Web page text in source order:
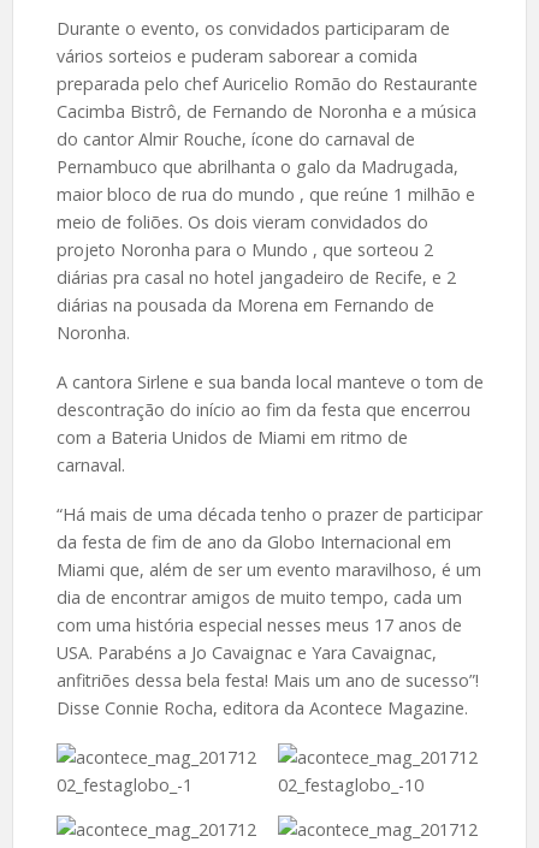
Durante o evento, os convidados participaram de
vários sorteios e puderam saborear a comida
preparada pelo chef Auricelio Romão do Restaurante
Cacimba Bistrô, de Fernando de Noronha e a música
do cantor Almir Rouche, ícone do carnaval de
Pernambuco que abrilhanta o galo da Madrugada,
maior bloco de rua do mundo , que reúne 1 milhão e
meio de foliões. Os dois vieram convidados do
projeto Noronha para o Mundo , que sorteou 2
diárias pra casal no hotel jangadeiro de Recife, e 2
diárias na pousada da Morena em Fernando de
Noronha.
A cantora Sirlene e sua banda local manteve o tom de
descontração do início ao fim da festa que encerrou
com a Bateria Unidos de Miami em ritmo de
carnaval.
“Há mais de uma década tenho o prazer de participar
da festa de fim de ano da Globo Internacional em
Miami que, além de ser um evento maravilhoso, é um
dia de encontrar amigos de muito tempo, cada um
com uma história especial nesses meus 17 anos de
USA. Parabéns a Jo Cavaignac e Yara Cavaignac,
anfitriões dessa bela festa! Mais um ano de sucesso”!
Disse Connie Rocha, editora da Acontece Magazine.